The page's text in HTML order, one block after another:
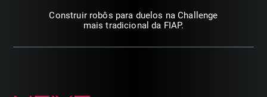
Construir robôs para duelos na Challenge
mais tradicional da FIAP.